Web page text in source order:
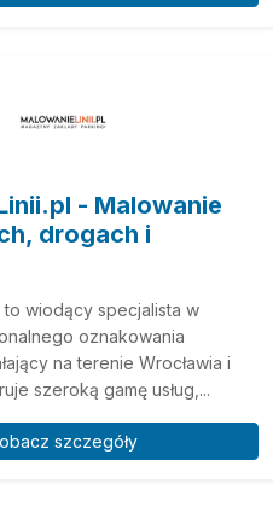
- Malowanie
drogach i
to wiodący specjalista w
oznakowania
na terenie Wrocławia i
szeroką gamę usług,...
szczegóły